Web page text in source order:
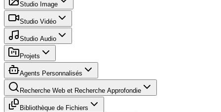
Studio Image
Studio Vidéo
Studio Audio
Projets
Agents Personnalisés
Recherche Web et Recherche Approfondie
Bibliothèque de Fichiers